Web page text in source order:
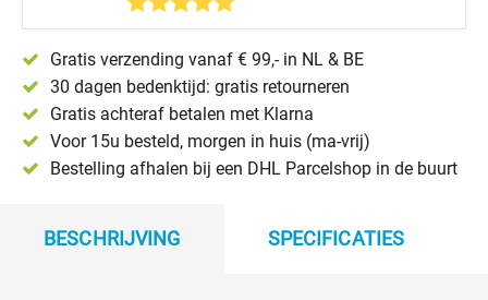
Gratis verzending vanaf € 99,- in NL & BE
30 dagen bedenktijd: gratis retourneren
Gratis achteraf betalen met Klarna
Voor 15u besteld, morgen in huis (ma-vrij)
Bestelling afhalen bij een DHL Parcelshop in de buurt
BESCHRIJVING SPECIFICATIES